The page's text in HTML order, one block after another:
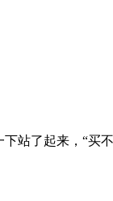
站了起来，“买